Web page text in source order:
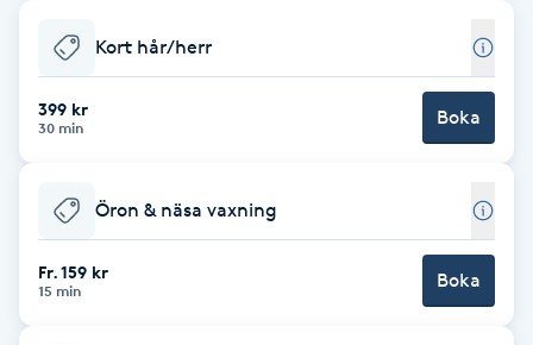
Babylights
Balayage
Barber
Kort hår/herr
399 kr
30 min Boka
Öron & näsa vaxning
Fr. 159 kr
15 min Boka